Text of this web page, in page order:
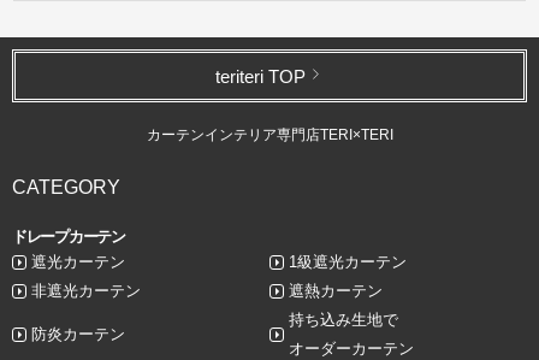
teriteri TOP
カーテンインテリア専門店TERI×TERI
CATEGORY
ドレープカーテン
遮光カーテン
1級遮光カーテン
非遮光カーテン
遮熱カーテン
防炎カーテン
持ち込み生地で
オーダーカーテン